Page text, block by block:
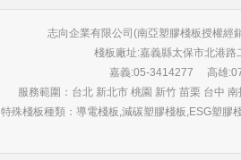
志向企業有限公司(南亞塑膠棧板授權
棧板廠址:嘉義縣太保市北港
嘉義:05-3414277 高雄
服務範圍：台北 新北市 桃園 新竹 苗栗 台中
特殊棧板種類：導電棧板,減碳塑膠棧板,ESG塑膠